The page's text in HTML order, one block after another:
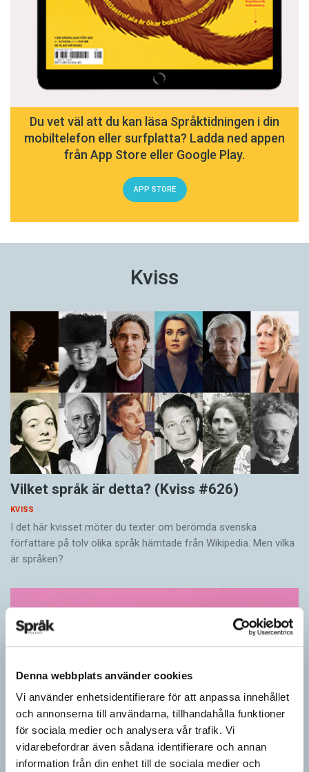
Denna webbplats använder cookies
Vi använder enhetsidentifierare för att anpassa innehållet
och annonserna till användarna, tillhandahålla funktioner
för sociala medier och analysera vår trafik. Vi
vidarebefordrar även sådana identifierare och annan
information från din enhet till de sociala medier och
Du vet väl att du kan läsa Språktidningen i din
mobiltelefon eller surfplatta? Ladda ned appen
från App Store eller Google Play.
APP STORE
Kviss
Vilket språk är detta? (Kviss #626)
KVISS
I det här kvisset möter du texter om berömda svenska
författare på tolv olika språk hämtade från Wikipedia. Men vilka
är språken?
Känner du till orden från SAOL? (Kviss